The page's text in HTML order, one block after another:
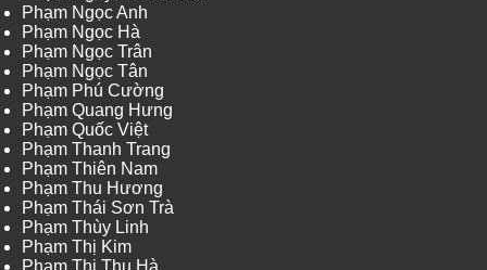
Phạm Ngọc Anh
Phạm Ngọc Hà
Phạm Ngọc Trân
Phạm Ngọc Tân
Phạm Phú Cường
Phạm Quang Hưng
Phạm Quốc Việt
Phạm Thanh Trang
Phạm Thiên Nam
Phạm Thu Hương
Phạm Thái Sơn Trà
Phạm Thùy Linh
Phạm Thị Kim
Phạm Thị Thu Hà